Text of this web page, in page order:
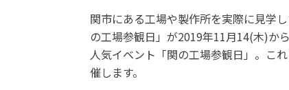
関市にある工場や製作所を実際に見学
の工場参観日」が2019年11月14(木)か
人気イベント「関の工場参観日」。こ
催します。